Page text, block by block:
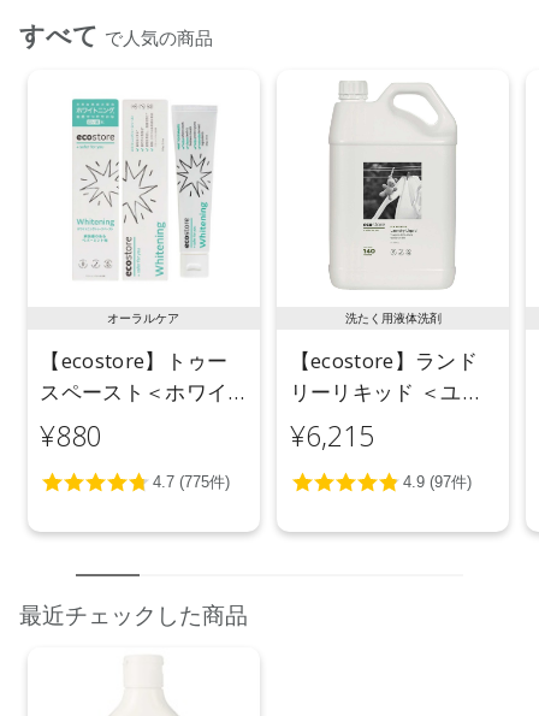
すべて で人気の商品
オーラルケア
【ecostore】トゥー
スペースト＜ホワイ
トニング＞ 100g
¥880
洗たく用液体洗剤
【ecostore】ランド
リーリキッド ＜ユー
カリ＞ 5L
¥6,215
最近チェックした商品